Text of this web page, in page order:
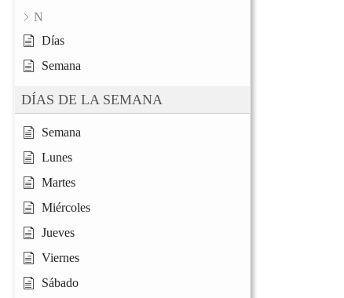
N
Días
Semana
DÍAS DE LA SEMANA
Semana
Lunes
Martes
Miércoles
Jueves
Viernes
Sábado